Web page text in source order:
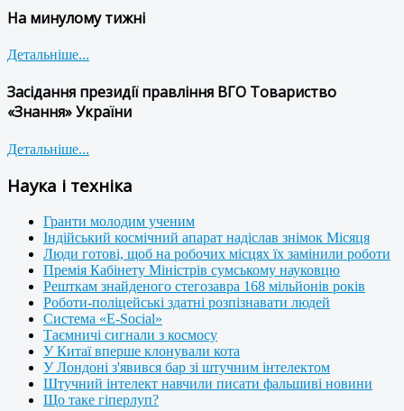
На минулому тижні
Детальніше...
Засідання президії правління ВГО Товариство
«Знання» України
Детальніше...
Наука і техніка
Гранти молодим ученим
Індійський космічний апарат надіслав знімок Місяця
Люди готові, щоб на робочих місцях їх замінили роботи
Премія Кабінету Міністрів сумському науковцю
Решткам знайденого стегозавра 168 мільйонів років
Роботи-поліцейські здатні розпізнавати людей
Система «E-Social»
Таємничі сигнали з космосу
У Китаї вперше клонували кота
У Лондоні з'явився бар зі штучним інтелектом
Штучний інтелект навчили писати фальшиві новини
Що таке гіперлуп?